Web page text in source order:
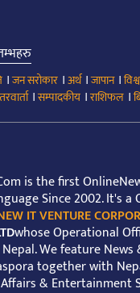
।जन सरोकार ।अर्थ।जापान।
।सम्पादकीय ।राशिफल ।
is the first
Since 2002. It's a
IT VENTURE
whose Operational
We feature
together with
Affairs & Entertainment